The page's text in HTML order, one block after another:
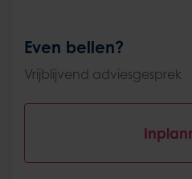
Even bellen?
Vrijblijvend adviesgesprek